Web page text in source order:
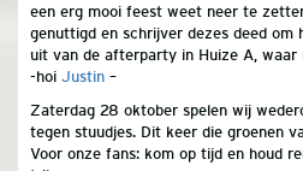
een erg mooi feest weet neer te
genuttigd en schrijver dezes deed
uit van de afterparty in Huize A, waar
-hoi Justin –
Zaterdag 28 oktober spelen wij
tegen stuudjes. Dit keer die groenen
Voor onze fans: kom op tijd en houd